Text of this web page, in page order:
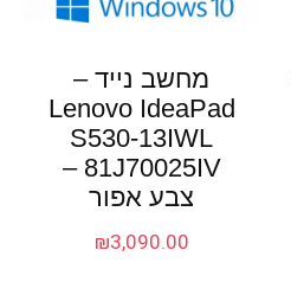
מחשב נייד –
Lenovo IdeaPad
S530-13IWL
81J70025IV –
צבע אפור
₪3,090.00